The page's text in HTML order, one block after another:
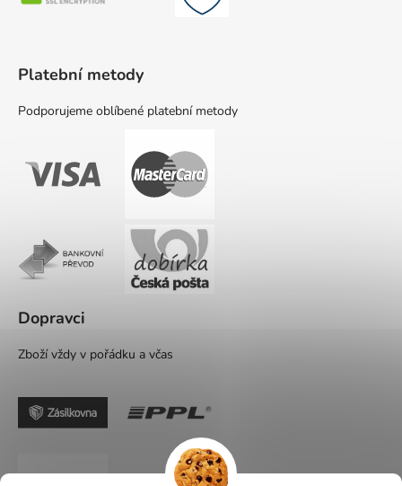
Platební metody
Podporujeme oblíbené platební metody
Dopravci
Zboží vždy v pořádku a včas